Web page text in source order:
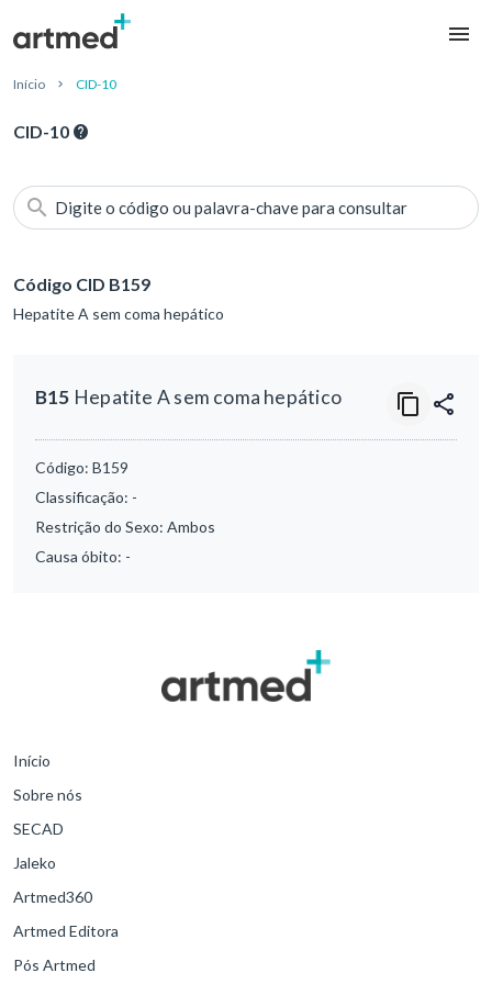
Início CID-10
CID-10
Digite o código ou palavra-chave para consultar
Código CID B159
Hepatite A sem coma hepático
B15 Hepatite A sem coma hepático
Código: B159
Classificação: -
Restrição do Sexo: Ambos
Causa óbito: -
Início
Sobre nós
SECAD
Jaleko
Artmed360
Artmed Editora
Pós Artmed